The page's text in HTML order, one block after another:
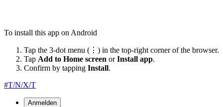
To install this app on Android
Tap the 3-dot menu (⋮) in the top-right corner of the browser.
Tap Add to Home screen orInstall app.
Confirm by tapping Install.
#T/N/X/T
Anmelden